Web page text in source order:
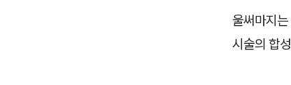
울써마지
시술의 합